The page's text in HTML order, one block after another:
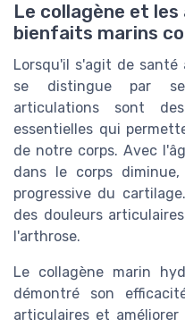
Le collagène et
bienfaits marins
Lorsqu'il s'agit de santé
se distingue par
articulations sont
essentielles qui
de notre corps. Avec
dans le corps
progressive du
des douleurs
l'arthrose.
Le collagène marin
démontré son
articulaires et